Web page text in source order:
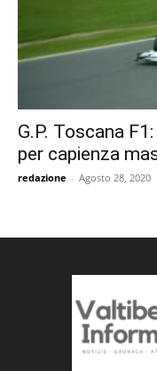
G.P. Toscana
per capienza
redazione - Agosto 28, 2020